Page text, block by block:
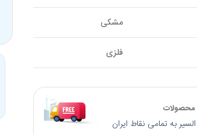
مشکی
فلزی
محصولات
به تمامی نقاط ایران